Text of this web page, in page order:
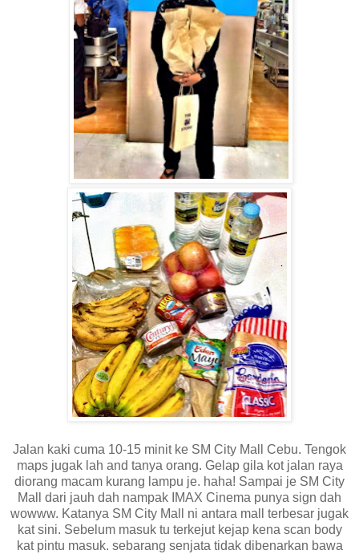
Jalan kaki cuma 10-15 minit ke SM City Mall Cebu. Tengok
maps jugak lah and tanya orang. Gelap gila kot jalan raya
diorang macam kurang lampu je. haha! Sampai je SM City
Mall dari jauh dah nampak IMAX Cinema punya sign dah
wowww. Katanya SM City Mall ni antara mall terbesar jugak
kat sini. Sebelum masuk tu terkejut kejap kena scan body
kat pintu masuk. sebarang senjata tidak dibenarkan bawa